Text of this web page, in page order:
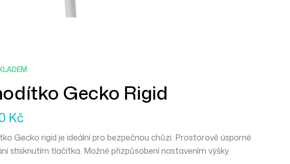
Gecko Rigid
Kč
Gecko rigid je ideální pro bezpečnou chůzi. Prostorově úsporné
stisknutím tlačítka. Možné přizpůsobení nastavením výšky.